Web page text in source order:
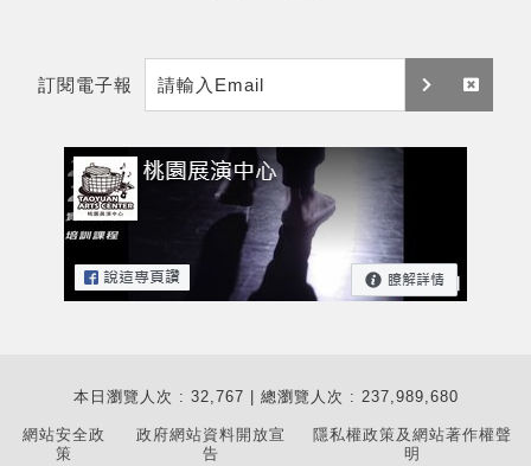
m
a
i
l
t
訂閱電子報
訂 取
本日瀏覽人次 : 32,767 | 總瀏覽人次 : 237,989,680
網站安全政
策
政府網站資料開放宣
告
隱私權政策及網站著作權聲
明